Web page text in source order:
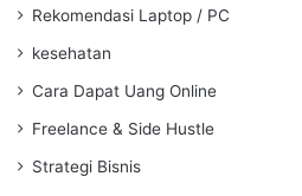
Rekomendasi Laptop / PC
kesehatan
Cara Dapat Uang Online
Freelance & Side Hustle
Strategi Bisnis